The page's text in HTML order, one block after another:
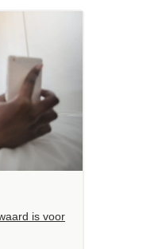
is voor